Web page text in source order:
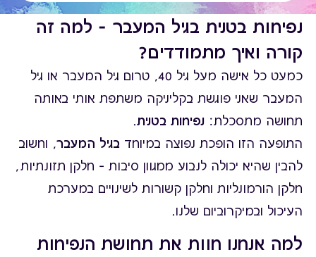
נפיחות בטנית בגיל המעבר – למה זה
קורה ואיך מתמודדים?
כמעט כל אישה מעל גיל 40, טרום גיל המעבר או גיל
המעבר שאני פוגשת בקליניקה משתפת אותי באותה
תחושה מתסכלת: נפיחות בטנית.
התופעה הזו הופכת נפוצה במיוחד בגיל המעבר, וחשוב
להבין שהיא יכולה לנבוע ממגוון סיבות – חלקן תזונתיות,
חלקן הורמונליות וחלקן קשורות לשינויים במערכת
העיכול ובמיקרוביום שלנו.
למה אנחנו חוות את תחושת הנפיחות